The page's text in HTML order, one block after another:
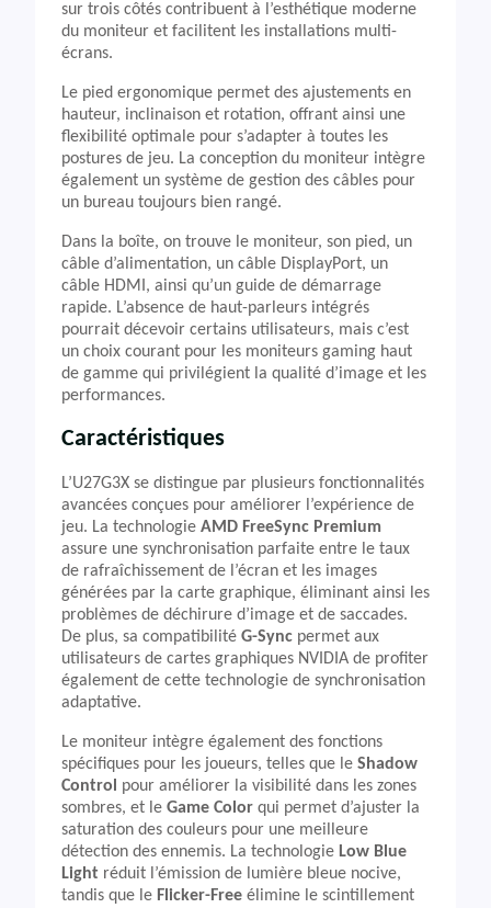
sur trois côtés contribuent à l’esthétique moderne
du moniteur et facilitent les installations multi-
écrans.
Le pied ergonomique permet des ajustements en
hauteur, inclinaison et rotation, offrant ainsi une
flexibilité optimale pour s’adapter à toutes les
postures de jeu. La conception du moniteur intègre
également un système de gestion des câbles pour
un bureau toujours bien rangé.
Dans la boîte, on trouve le moniteur, son pied, un
câble d’alimentation, un câble DisplayPort, un
câble HDMI, ainsi qu’un guide de démarrage
rapide. L’absence de haut-parleurs intégrés
pourrait décevoir certains utilisateurs, mais c’est
un choix courant pour les moniteurs gaming haut
de gamme qui privilégient la qualité d’image et les
performances.
Caractéristiques
L’U27G3X se distingue par plusieurs fonctionnalités
avancées conçues pour améliorer l’expérience de
jeu. La technologie AMD FreeSync Premium
assure une synchronisation parfaite entre le taux
de rafraîchissement de l’écran et les images
générées par la carte graphique, éliminant ainsi les
problèmes de déchirure d’image et de saccades.
De plus, sa compatibilité G-Sync permet aux
utilisateurs de cartes graphiques NVIDIA de profiter
également de cette technologie de synchronisation
adaptative.
Le moniteur intègre également des fonctions
spécifiques pour les joueurs, telles que le Shadow
Control
pour améliorer la visibilité dans les zones
sombres, et le Game Color qui permet d’ajuster la
saturation des couleurs pour une meilleure
détection des ennemis. La technologie Low Blue
Light réduit l’émission de lumière bleue nocive,
tandis que le Flicker-Free élimine le scintillement